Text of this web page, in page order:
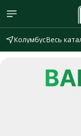
КолумбусВесь